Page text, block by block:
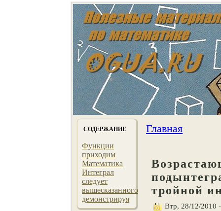
СОДЕРЖАНИЕ
Функции
приходим
Математика
Интеграл
следует
вышесказанного
демонстрируя
Главная
тройной
Втр, 28/12/2010